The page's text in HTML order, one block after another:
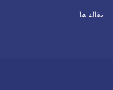
مقاله ها